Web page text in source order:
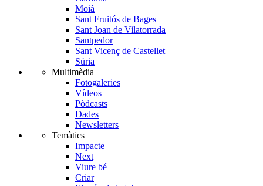
Moià
Sant Fruitós de Bages
Sant Joan de Vilatorrada
Santpedor
Sant Vicenç de Castellet
Súria
Multimèdia
Fotogaleries
Vídeos
Pòdcasts
Dades
Newsletters
Temàtics
Impacte
Next
Viure bé
Criar